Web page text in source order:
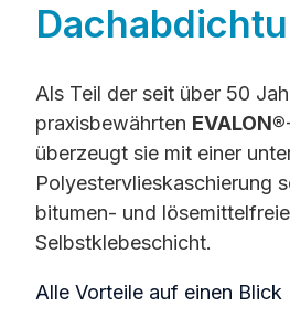
Als Teil der seit über 50
praxisbewährten EVALON®
überzeugt sie mit einer
Polyestervlieskaschierung
bitumen- und
Selbstklebeschicht.
Alle Vorteile auf einen Blick